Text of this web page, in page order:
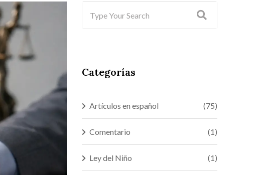
Categorías
Artículos en español (75)
Comentario (1)
Ley del Niño (1)